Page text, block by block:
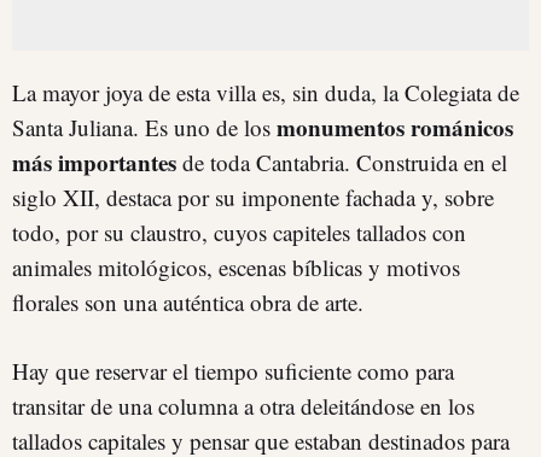
La mayor joya de esta villa es, sin duda, la Colegiata de
Santa Juliana. Es uno de los monumentos románicos
más importantes de toda Cantabria. Construida en el
siglo XII, destaca por su imponente fachada y, sobre
todo, por su claustro, cuyos capiteles tallados con
animales mitológicos, escenas bíblicas y motivos
florales son una auténtica obra de arte.
Hay que reservar el tiempo suficiente como para
transitar de una columna a otra deleitándose en los
tallados capitales y pensar que estaban destinados para